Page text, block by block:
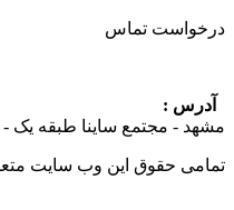
تماس
ساینا طبقه یک -
این وب سایت متعلق به